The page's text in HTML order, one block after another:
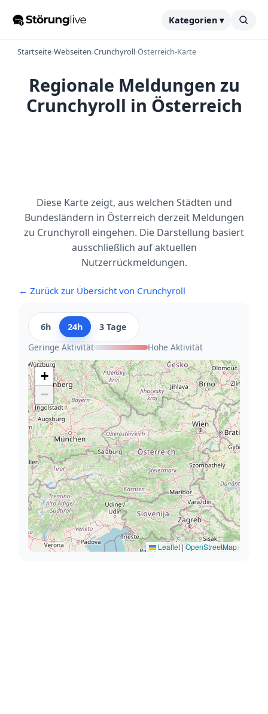
Kategorien ▾
Startseite›Webseiten›Crunchyroll›Österreich-Karte
Regionale Meldungen zu
Crunchyroll in Österreich
Diese Karte zeigt, aus welchen Städten und
Bundesländern in Österreich derzeit Meldungen
zu Crunchyroll eingehen. Die Darstellung basiert
ausschließlich auf aktuellen
Nutzerrückmeldungen.
← Zurück zur Übersicht von Crunchyroll
6h 24h
3 Tage
Geringe Aktivität
Hohe Aktivität
+
−
Leaflet| OpenStreetMap